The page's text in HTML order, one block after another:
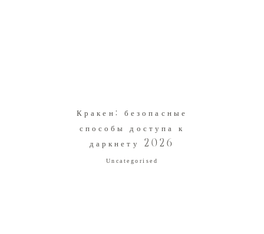
Кракен: безопасные
способы доступа к
даркнету 2026
Uncategorised